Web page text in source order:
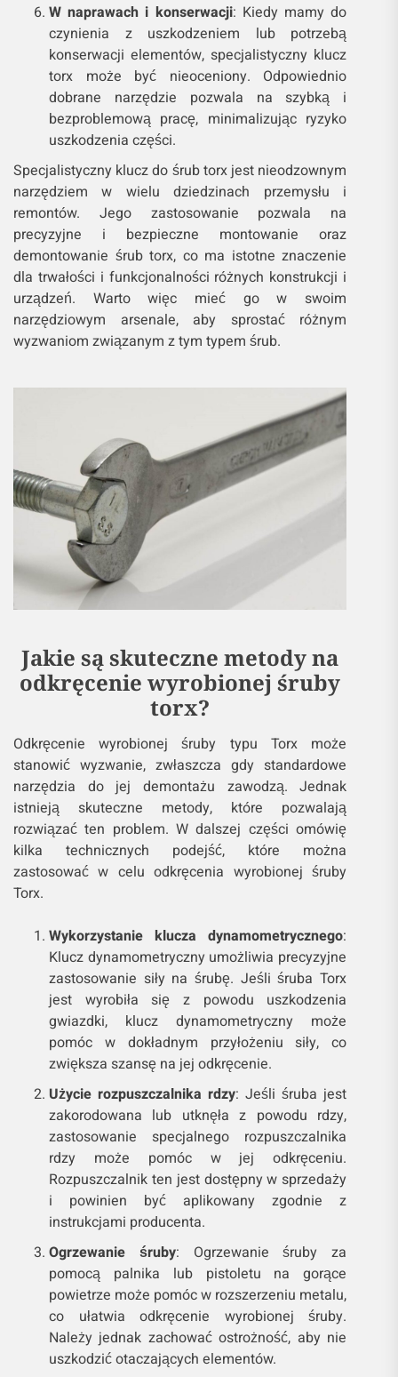
W naprawach i konserwacji: Kiedy mamy do
czynienia z uszkodzeniem lub potrzebą
konserwacji elementów, specjalistyczny klucz
torx może być nieoceniony. Odpowiednio
dobrane narzędzie pozwala na szybką i
bezproblemową pracę, minimalizując ryzyko
uszkodzenia części.
Specjalistyczny klucz do śrub torx jest nieodzownym
narzędziem w wielu dziedzinach przemysłu i
remontów. Jego zastosowanie pozwala na
precyzyjne i bezpieczne montowanie oraz
demontowanie śrub torx, co ma istotne znaczenie
dla trwałości i funkcjonalności różnych konstrukcji i
urządzeń. Warto więc mieć go w swoim
narzędziowym arsenale, aby sprostać różnym
wyzwaniom związanym z tym typem śrub.
Jakie są skuteczne metody na
odkręcenie wyrobionej śruby
torx?
Odkręcenie wyrobionej śruby typu Torx może
stanowić wyzwanie, zwłaszcza gdy standardowe
narzędzia do jej demontażu zawodzą. Jednak
istnieją skuteczne metody, które pozwalają
rozwiązać ten problem. W dalszej części omówię
kilka technicznych podejść, które można
zastosować w celu odkręcenia wyrobionej śruby
Torx.
Wykorzystanie klucza dynamometrycznego:
Klucz dynamometryczny umożliwia precyzyjne
zastosowanie siły na śrubę. Jeśli śruba Torx
jest wyrobiła się z powodu uszkodzenia
gwiazdki, klucz dynamometryczny może
pomóc w dokładnym przyłożeniu siły, co
zwiększa szansę na jej odkręcenie.
Użycie rozpuszczalnika rdzy: Jeśli śruba jest
zakorodowana lub utknęła z powodu rdzy,
zastosowanie specjalnego rozpuszczalnika
rdzy może pomóc w jej odkręceniu.
Rozpuszczalnik ten jest dostępny w sprzedaży
i powinien być aplikowany zgodnie z
instrukcjami producenta.
Ogrzewanie śruby: Ogrzewanie śruby za
pomocą palnika lub pistoletu na gorące
powietrze może pomóc w rozszerzeniu metalu,
co ułatwia odkręcenie wyrobionej śruby.
Należy jednak zachować ostrożność, aby nie
uszkodzić otaczających elementów.